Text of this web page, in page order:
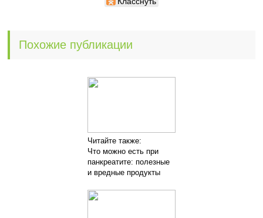
Похожие публикации
Читайте также:
Что можно есть при
панкреатите: полезные
и вредные продукты